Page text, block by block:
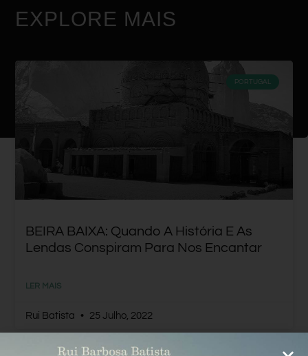
EXPLORE MAIS
PORTUGAL
BEIRA BAIXA: Quando A História E As
Lendas Conspiram Para Nos Encantar
LER MAIS
Rui Batista 25 Julho, 2022